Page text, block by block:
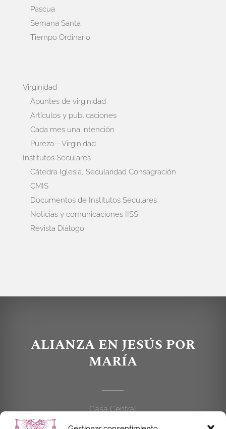
Pascua
Semana Santa
Tiempo Ordinario
Virginidad
Apuntes de virginidad
Artículos y publicaciones
Cada mes una intención
Pureza – Virginidad
Institutos Seculares
Cátedra Iglesia, Secularidad Consagración
CMIS
Documentos de Institutos Seculares
Noticias y comunicaciones IISS
Revista Diálogo
ALIANZA EN JESÚS POR
MARÍA
Casa Central
C/Cardenal Cisneros, 55